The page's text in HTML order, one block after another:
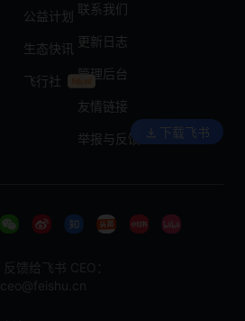
公益计划
生态快讯
飞行社
联系我们
更新日志
管理后台
友情链接
举报与反馈 下载飞书
反馈给飞书 CEO：
ceo@feishu.cn